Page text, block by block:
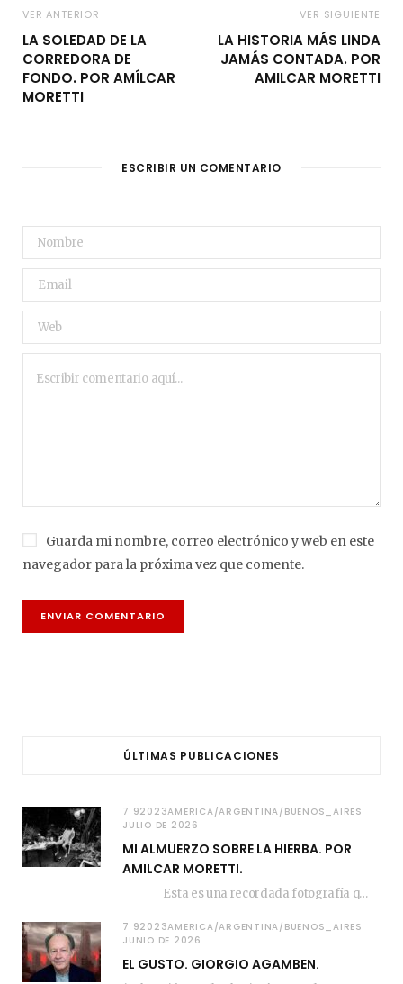
VER ANTERIOR
LA SOLEDAD DE LA
CORREDORA DE
FONDO. POR AMÍLCAR
MORETTI
VER SIGUIENTE
LA HISTORIA MÁS LINDA
JAMÁS CONTADA. POR
AMILCAR MORETTI
ESCRIBIR UN COMENTARIO
Guarda mi nombre, correo electrónico y web en este
navegador para la próxima vez que comente.
ÚLTIMAS PUBLICACIONES
7 92023AMERICA/ARGENTINA/BUENOS_AIRES
JULIO DE 2026
MI ALMUERZO SOBRE LA HIERBA. POR
AMILCAR MORETTI.
Esta es una recordada fotografía que registré…
7 92023AMERICA/ARGENTINA/BUENOS_AIRES
JUNIO DE 2026
EL GUSTO. GIORGIO AGAMBEN.